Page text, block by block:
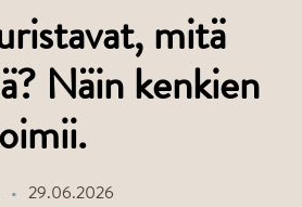
mitä
Näin kenkien
29.06.2026